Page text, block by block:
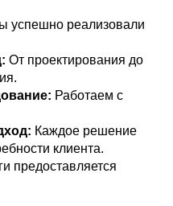
успешно реализовали
От проектирования до
Работаем с
Каждое решение
клиента.
предоставляется